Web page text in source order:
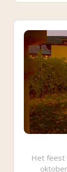
Het feest